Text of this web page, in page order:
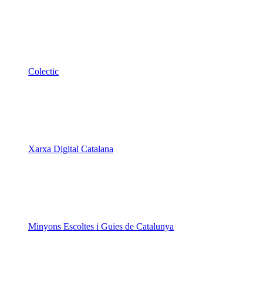
Colectic
Xarxa Digital Catalana
Minyons Escoltes i Guies de Catalunya